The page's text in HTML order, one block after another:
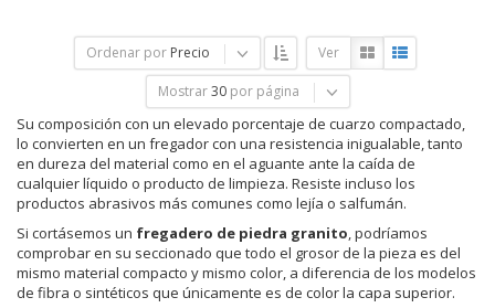
Ordenar por Precio Ver
Mostrar 30 por página
Su composición con un elevado porcentaje de cuarzo compactado,
lo convierten en un fregador con una resistencia inigualable, tanto
en dureza del material como en el aguante ante la caída de
cualquier líquido o producto de limpieza. Resiste incluso los
productos abrasivos más comunes como lejía o salfumán.
Si cortásemos un fregadero de piedra granito, podríamos
comprobar en su seccionado que todo el grosor de la pieza es del
mismo material compacto y mismo color, a diferencia de los modelos
de fibra o sintéticos que únicamente es de color la capa superior.